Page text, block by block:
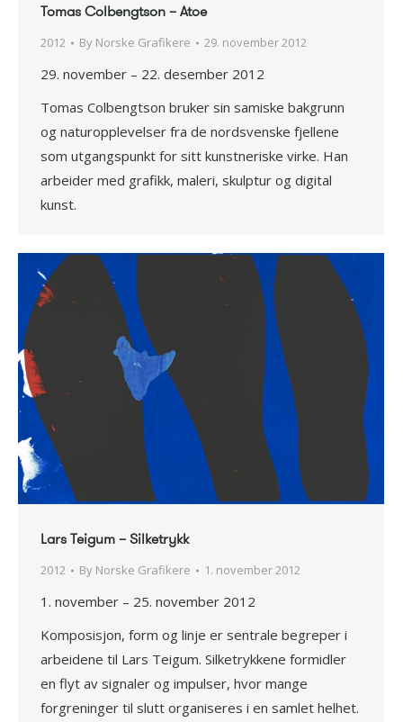
Tomas Colbengtson – Atoe
2012 By Norske Grafikere 29. november 2012
29. november – 22. desember 2012
Tomas Colbengtson bruker sin samiske bakgrunn
og naturopplevelser fra de nordsvenske fjellene
som utgangspunkt for sitt kunstneriske virke. Han
arbeider med grafikk, maleri, skulptur og digital
kunst.
Lars Teigum – Silketrykk
2012 By Norske Grafikere 1. november 2012
1. november – 25. november 2012
Komposisjon, form og linje er sentrale begreper i
arbeidene til Lars Teigum. Silketrykkene formidler
en flyt av signaler og impulser, hvor mange
forgreninger til slutt organiseres i en samlet helhet.